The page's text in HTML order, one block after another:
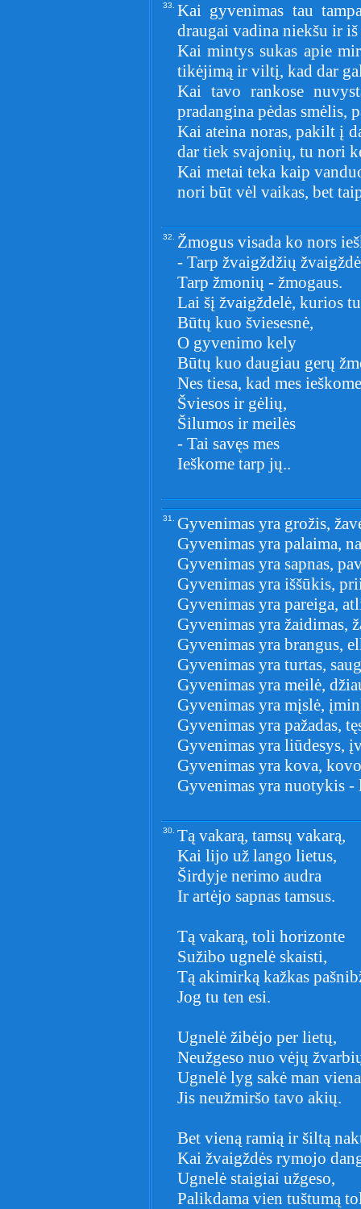
33. Kai gyvenimas tau
draugai vadina niekšu ir
Kai mintys sukas apie
tikėjimą ir viltį, kad dar
Kai tavo rankose
pradangina pėdas smėlis,
Kai ateina noras, pakilt į
dar tiek svajonių, tu nori
Kai metai teka kaip
nori būt vėl vaikas, bet
32. Žmogus visada ko nors
- Tarp žvaigždžių
Tarp žmonių - žmogaus.
Lai šį žvaigždelė, kurios
Būtų kuo šviesesnė,
O gyvenimo kely
Būtų kuo daugiau gerų
Nes tiesa, kad mes ieškome
Šviesos ir gėlių,
Šilumos ir meilės
- Tai savęs mes
Ieškome tarp jų..
31. Gyvenimas yra grožis,
Gyvenimas yra palaima,
Gyvenimas yra sapnas,
Gyvenimas yra iššūkis,
Gyvenimas yra pareiga,
Gyvenimas yra žaidimas,
Gyvenimas yra brangus,
Gyvenimas yra turtas,
Gyvenimas yra meilė,
Gyvenimas yra mįslė,
Gyvenimas yra pažadas,
Gyvenimas yra liūdesys,
Gyvenimas yra kova,
Gyvenimas yra nuotykis
30. Tą vakarą, tamsų vakarą,
Kai lijo už lango lietus,
Širdyje nerimo audra
Ir artėjo sapnas tamsus.
Tą vakarą, toli horizonte
Sužibo ugnelė skaisti,
Tą akimirką kažkas
Jog tu ten esi.
Ugnelė žibėjo per lietų,
Neužgeso nuo vėjų
Ugnelė lyg sakė man
Jis neužmiršo tavo akių.
Bet vieną ramią ir šiltą
Kai žvaigždės rymojo
Ugnelė staigiai užgeso,
Palikdama vien tuštumą